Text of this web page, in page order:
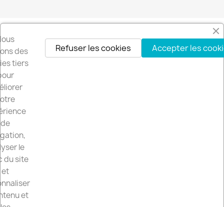
LE SITE
LE-VINCE.FR
VOTRE COMPTE
des
tiers
de
le
du site
et
et
Accepter les
Refuser les cookies